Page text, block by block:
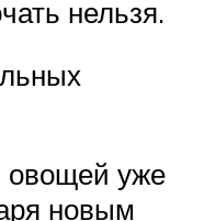
нельзя.
овощей уже
новым